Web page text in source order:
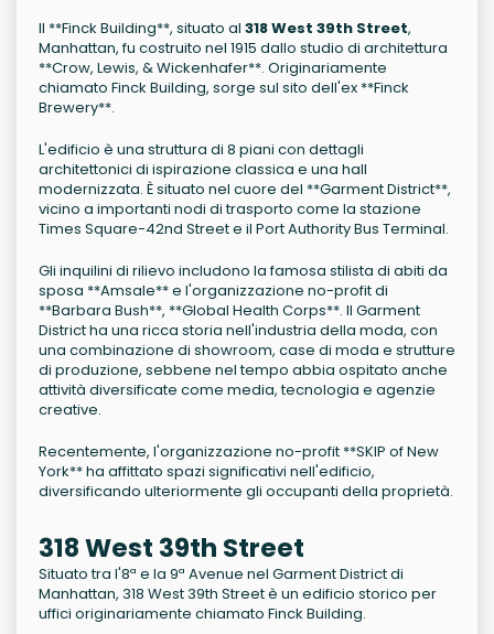
Il **Finck Building**, situato al 318 West 39th Street,
Manhattan, fu costruito nel 1915 dallo studio di architettura
**Crow, Lewis, & Wickenhafer**. Originariamente
chiamato Finck Building, sorge sul sito dell'ex **Finck
Brewery**.
L'edificio è una struttura di 8 piani con dettagli
architettonici di ispirazione classica e una hall
modernizzata. È situato nel cuore del **Garment District**,
vicino a importanti nodi di trasporto come la stazione
Times Square-42nd Street e il Port Authority Bus Terminal.
Gli inquilini di rilievo includono la famosa stilista di abiti da
sposa **Amsale** e l'organizzazione no-profit di
**Barbara Bush**, **Global Health Corps**. Il Garment
District ha una ricca storia nell'industria della moda, con
una combinazione di showroom, case di moda e strutture
di produzione, sebbene nel tempo abbia ospitato anche
attività diversificate come media, tecnologia e agenzie
creative.
Recentemente, l'organizzazione no-profit **SKIP of New
York** ha affittato spazi significativi nell'edificio,
diversificando ulteriormente gli occupanti della proprietà.
318 West 39th Street
Situato tra l'8ª e la 9ª Avenue nel Garment District di
Manhattan, 318 West 39th Street è un edificio storico per
uffici originariamente chiamato Finck Building.